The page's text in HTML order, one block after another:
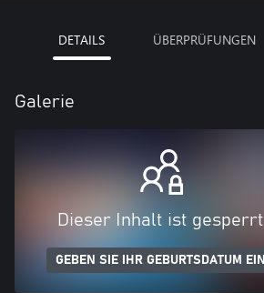
DETAILS ÜBERPRÜFUNGEN
Galerie
Dieser Inhalt ist gesperrt
GEBEN SIE IHR GEBURTSDATUM EIN